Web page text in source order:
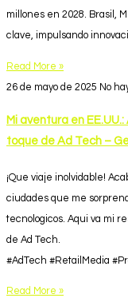
millones en 2028. Brasil,
clave, impulsando
Read More »
26 de mayo de 2025 No
Mi aventura en
toque de Ad Tech –
¡Que viaje inolvidable!
ciudades que me
tecnologicos. Aqui va mi
de Ad Tech.
#AdTech #RetailMedia
Read More »